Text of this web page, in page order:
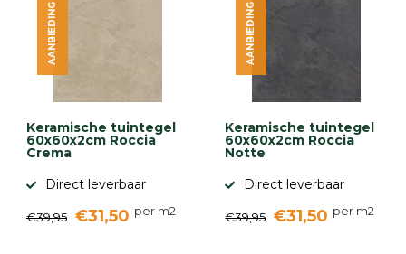
Keramische tuintegel
60x60x2cm Roccia
Crema
Direct leverbaar
€39,95 €31,50 per m2
AANBIEDING
Keramische tuintegel
60x60x2cm Roccia
Notte
Direct leverbaar
€39,95 €31,50 per m2
AANBIEDING